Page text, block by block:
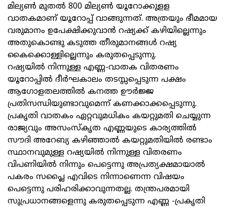
മില്യണ്‍ മുതല്‍ 800 മില്യണ്‍ യൂറോക്കുളള
വാതകമാണ് യൂറോപ്പ് വാങ്ങുന്നത്. അത്രയും ഭീമമായ
വരുമാനം ഉപേക്ഷിക്കുവാന്‍ റഷ്യക്ക് കഴിയില്ലെന്നും
അതുകൊണ്ടു കടുത്ത തീരുമാനങ്ങള്‍ റഷ്യ
കൈക്കൊള്ളില്ലെന്നും കരുതപ്പെടുന്നു.
റഷ്യയില്‍ നിന്നുള്ള എണ്ണ-വാതക വിതരണം
യൂറോപ്പില്‍ ദീര്‍ഘകാലം തടസ്സപ്പെടുന്ന പക്ഷം
ആഗോളതലത്തില്‍ കനത്ത ഊര്‍ജ്ജ
പ്രതിസന്ധിയുണ്ടാവുമെന്ന് കണക്കാക്കപ്പെടുന്നു.
പ്രകൃതി വാതകം ഏറ്റവുമധികം കയറ്റുമതി ചെയ്യുന്ന
രാജ്യവും അസംസ്‌കൃത എണ്ണയുടെ കാര്യത്തില്‍
സൗദി അറേബ്യ കഴിഞ്ഞാല്‍ കയറ്റുമതിയില്‍ രണ്ടാം
സ്ഥാനവുമുള്ള റഷ്യയില്‍ നിന്നുള്ള വിതരണം
വിപണിയില്‍ നിന്നും പെട്ടെന്നു അപ്രത്യക്ഷമായാല്‍
പകരം സപ്ലൈ എവിടെ നിന്നാണെന്ന വിഷയം
പെട്ടെന്നു പരിഹരിക്കാവുന്നതല്ല. തന്ത്രപരമായി
സുപ്രധാനങ്ങളെന്നു കരുതപ്പെടുന്ന എണ്ണ -പ്രകൃതി